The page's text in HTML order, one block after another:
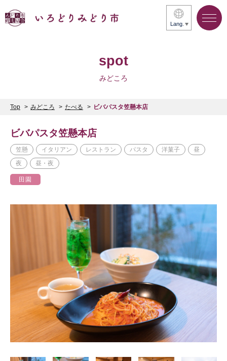
Lang.
spot
みどころ
Top みどころ たべる ビバパスタ笠懸本店
ビバパスタ笠懸本店
笠懸 イタリアン レストラン パスタ 洋菓子
昼
夜
昼・夜
田園